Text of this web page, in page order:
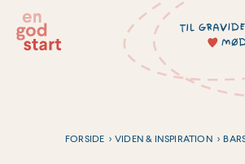
indholdet
FORSIDE > VIDEN & INSPIRATION >